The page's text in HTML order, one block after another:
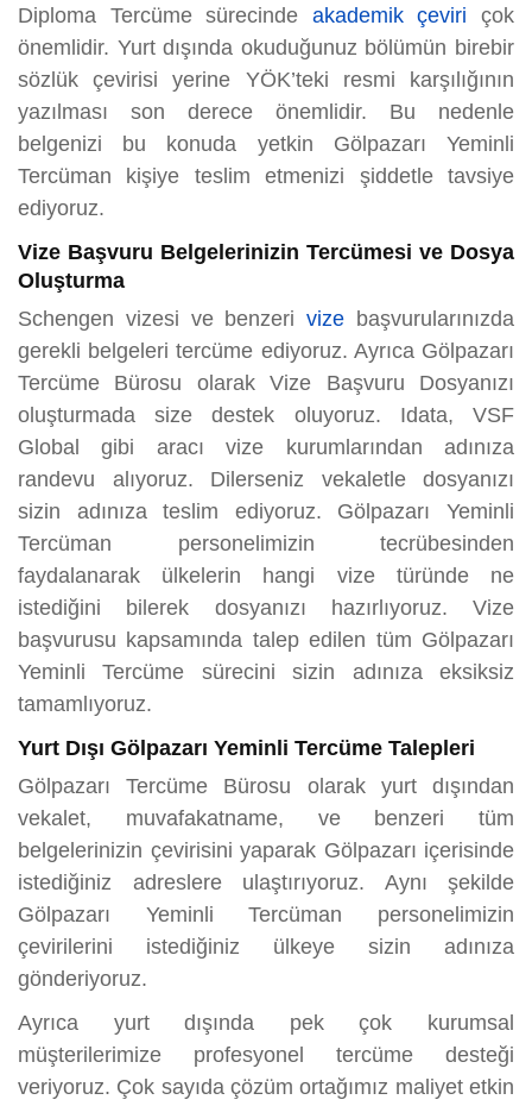
Diploma Tercüme sürecinde akademik çeviri çok
önemlidir. Yurt dışında okuduğunuz bölümün birebir
sözlük çevirisi yerine YÖK’teki resmi karşılığının
yazılması son derece önemlidir. Bu nedenle
belgenizi bu konuda yetkin Gölpazarı Yeminli
Tercüman kişiye teslim etmenizi şiddetle tavsiye
ediyoruz.
Vize Başvuru Belgelerinizin Tercümesi ve Dosya
Oluşturma
Schengen vizesi ve benzerivize başvurularınızda
gerekli belgeleri tercüme ediyoruz. Ayrıca Gölpazarı
Tercüme Bürosu olarak Vize Başvuru Dosyanızı
oluşturmada size destek oluyoruz. Idata, VSF
Global gibi aracı vize kurumlarından adınıza
randevu alıyoruz. Dilerseniz vekaletle dosyanızı
sizin adınıza teslim ediyoruz. Gölpazarı Yeminli
Tercüman personelimizin tecrübesinden
faydalanarak ülkelerin hangi vize türünde ne
istediğini bilerek dosyanızı hazırlıyoruz. Vize
başvurusu kapsamında talep edilen tüm Gölpazarı
Yeminli Tercüme sürecini sizin adınıza eksiksiz
tamamlıyoruz.
Yurt Dışı Gölpazarı Yeminli Tercüme Talepleri
Gölpazarı Tercüme Bürosu olarak yurt dışından
vekalet, muvafakatname, ve benzeri tüm
belgelerinizin çevirisini yaparak Gölpazarı içerisinde
istediğiniz adreslere ulaştırıyoruz. Aynı şekilde
Gölpazarı Yeminli Tercüman personelimizin
çevirilerini istediğiniz ülkeye sizin adınıza
gönderiyoruz.
Ayrıca yurt dışında pek çok kurumsal
müşterilerimize profesyonel tercüme desteği
veriyoruz. Çok sayıda çözüm ortağımız maliyet etkin